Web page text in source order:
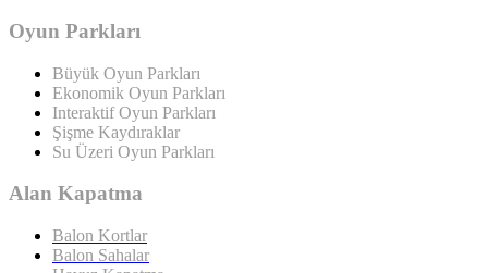
Oyun Parkları
Büyük Oyun Parkları
Ekonomik Oyun Parkları
Interaktif Oyun Parkları
Şişme Kaydıraklar
Su Üzeri Oyun Parkları
Alan Kapatma
Balon Kortlar
Balon Sahalar